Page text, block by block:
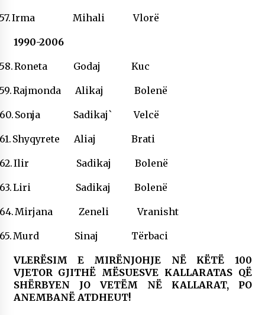
Irma Mihali Vlorë
1990-2006
Roneta Godaj Kuc
Rajmonda Alikaj Bolenë
Sonja Sadikaj` Velcë
Shyqyrete Aliaj Brati
Ilir Sadikaj Bolenë
Liri Sadikaj Bolenë
Mirjana Zeneli Vranisht
Murd Sinaj Tërbaci
VLERËSIM E MIRËNJOHJE NË KËTË 100
VJETOR GJITHË MËSUESVE KALLARATAS QË
SHËRBYEN JO VETËM NË KALLARAT, PO
ANEMBANË ATDHEUT!